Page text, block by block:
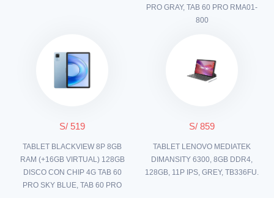
PRO GRAY, TAB 60 PRO RMA01-
800
S/ 519
TABLET BLACKVIEW 8P 8GB
RAM (+16GB VIRTUAL) 128GB
DISCO CON CHIP 4G TAB 60
PRO SKY BLUE, TAB 60 PRO
S/ 859
TABLET LENOVO MEDIATEK
DIMANSITY 6300, 8GB DDR4,
128GB, 11P IPS, GREY, TB336FU.